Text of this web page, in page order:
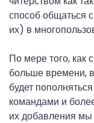
способ общаться
их) в
По мере того, как
больше времени,
будет
командами и
их добавления мы